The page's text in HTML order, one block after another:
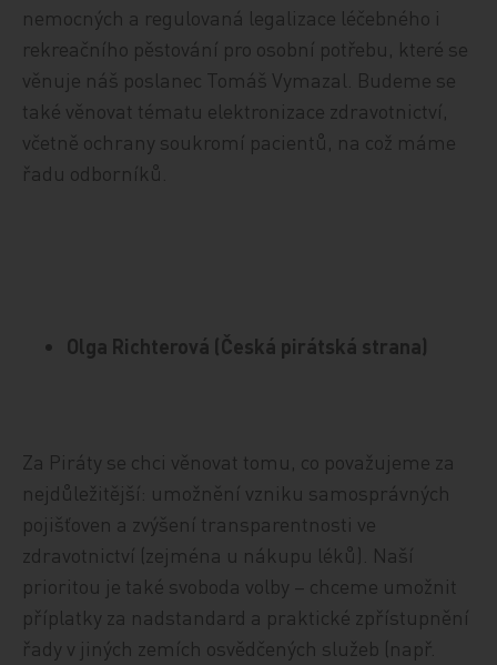
nemocných a regulovaná legalizace léčebného i
rekreačního pěstování pro osobní potřebu, které se
věnuje náš poslanec Tomáš Vymazal. Budeme se
také věnovat tématu elektronizace zdravotnictví,
včetně ochrany soukromí pacientů, na což máme
řadu odborníků.
Olga Richterová (Česká pirátská strana)
Za Piráty se chci věnovat tomu, co považujeme za
nejdůležitější: umožnění vzniku samosprávných
pojišťoven a zvýšení transparentnosti ve
zdravotnictví (zejména u nákupu léků). Naší
prioritou je také svoboda volby – chceme umožnit
příplatky za nadstandard a praktické zpřístupnění
řady v jiných zemích osvědčených služeb (např.